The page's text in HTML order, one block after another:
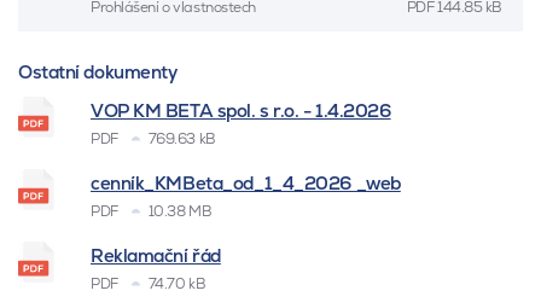
Prohlášení o vlastnostech
PDF144.85 kB
Ostatní dokumenty
VOP KM BETA spol. s r.o. - 1.4.2026
PDF 769.63 kB
cenník_KMBeta_od_1_4_2026 _web
PDF 10.38 MB
Reklamační řád
PDF 74.70 kB